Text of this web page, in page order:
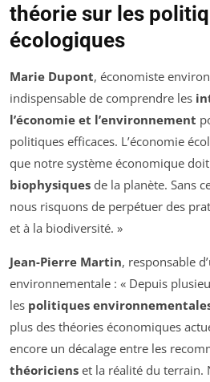
théorie sur les
écologiques
Marie Dupont, économiste
indispensable de comprendre les
l’économie et l’environnement
politiques efficaces. L’économie
que notre système économique
biophysiques de la planète. Sans
nous risquons de perpétuer des
et à la biodiversité. »
Jean-Pierre Martin, responsable
environnementale : « Depuis
les politiques
plus des théories économiques
encore un décalage entre les
théoriciens et la réalité du terrain.